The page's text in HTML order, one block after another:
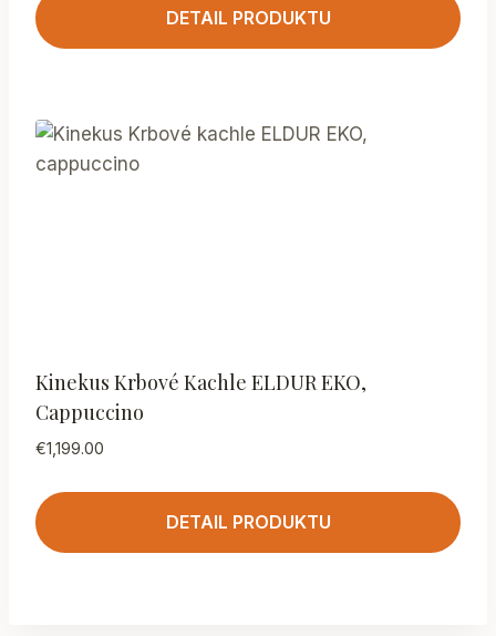
DETAIL PRODUKTU
Kinekus Krbové Kachle ELDUR EKO,
Cappuccino
€1,199.00
DETAIL PRODUKTU